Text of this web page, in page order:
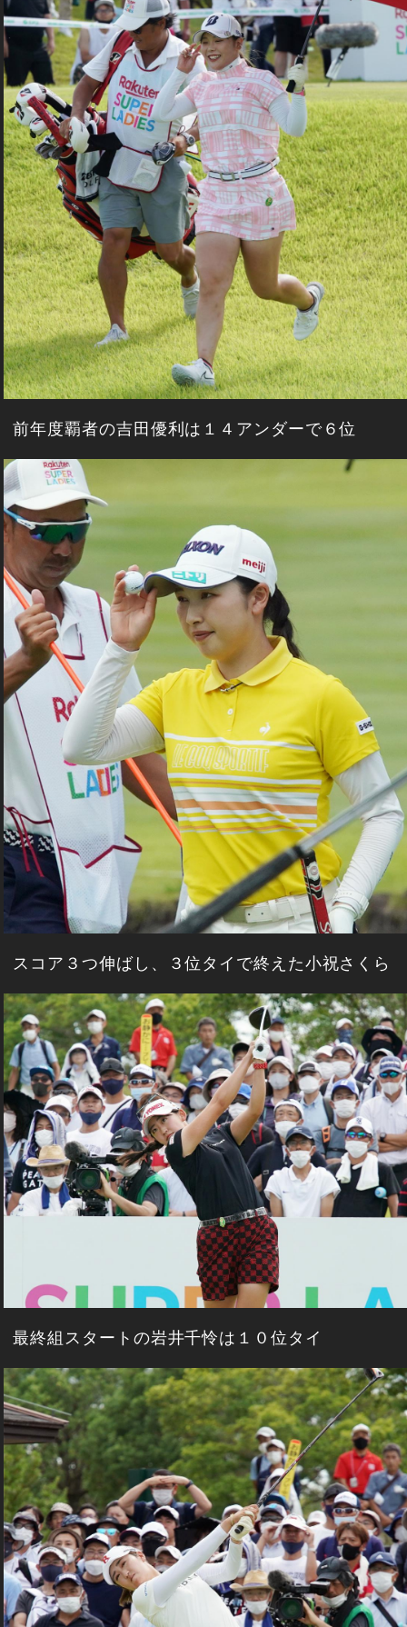
前年度覇者の吉田優利は１４アンダーで６位
スコア３つ伸ばし、３位タイで終えた小祝さくら
最終組スタートの岩井千怜は１０位タイ